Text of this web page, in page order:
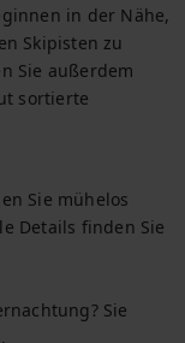
in der Nähe,
Skipisten zu
Sie außerdem
sortierte
Sie mühelos
Details finden Sie
Sie